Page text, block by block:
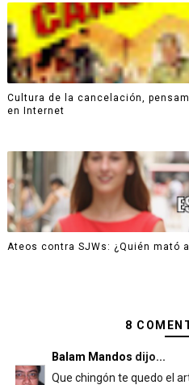
Cultura de la cancelación,
en Internet
Ateos contra SJWs: ¿Quién mató
8
Balam Mandos dijo...
Que chingón te quedo el